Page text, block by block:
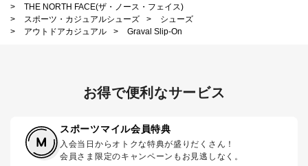
>
THE NORTH FACE(ザ・ノース・フェイス)
>
スポーツ・カジュアルシューズ >
シューズ
>
アウトドアカジュアル > Graval Slip-On
お得で便利なサービス
スポーツマイル会員特典
入会当日からオトクな特典が盛りだくさん！
会員さま限定のキャンペーンもお見逃しなく。